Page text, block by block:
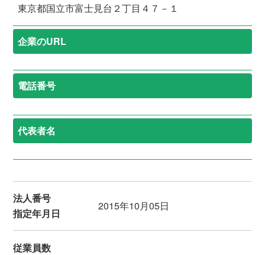
東京都国立市富士見台２丁目４７－１
企業のURL
電話番号
代表者名
法人番号
指定年月日
2015年10月05日
従業員数